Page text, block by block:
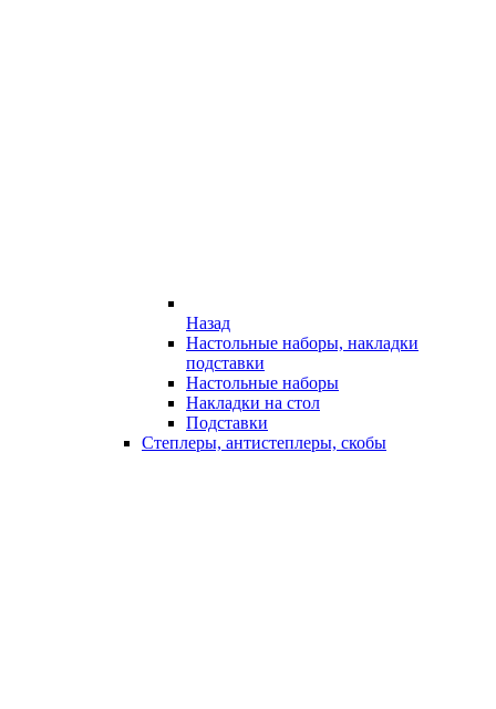
Назад
Настольные наборы, накладки
подставки
Настольные наборы
Накладки на стол
Подставки
Степлеры, антистеплеры, скобы